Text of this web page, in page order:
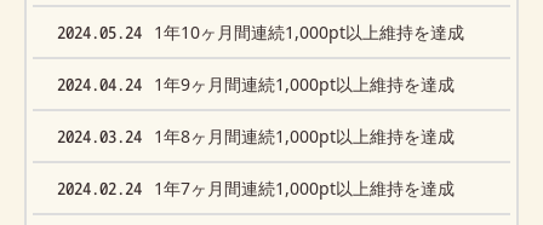
2024.05.24 1年10ヶ月間連続1,000pt以上維持を達成
2024.04.24 1年9ヶ月間連続1,000pt以上維持を達成
2024.03.24 1年8ヶ月間連続1,000pt以上維持を達成
2024.02.24 1年7ヶ月間連続1,000pt以上維持を達成